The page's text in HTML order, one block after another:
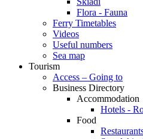
Flora - Fauna
Ferry Timetables
Videos
Useful numbers
Sea map
Tourism
Access – Going to
Business Directory
Accommodation
Hotels -
Food